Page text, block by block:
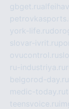
gbget.ru
york-life.ru
slovar-ivrit.ru
ovucontrol.ru
ru-industriya.ru
belgorod-day.ru
medic-today.ru
teensvoice.ru